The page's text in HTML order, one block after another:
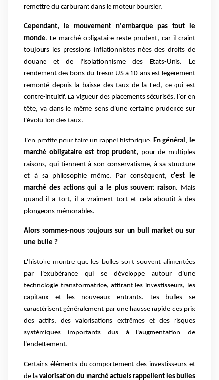
remettre du carburant dans le moteur boursier.
Cependant, le mouvement n'embarque pas tout le
monde. Le marché obligataire reste prudent, car il craint
toujours les pressions inflationnistes nées des droits de
douane et de l'isolationnisme des Etats-Unis. Le
rendement des bons du Trésor US à 10 ans est légèrement
remonté depuis la baisse des taux de la Fed, ce qui est
contre-intuitif. La vigueur des placements sécurisés, l’or en
tête, va dans le même sens d'une certaine prudence sur
l'évolution des taux.
J'en profite pour faire un rappel historique. En général, le
marché obligataire est trop prudent, pour de multiples
raisons, qui tiennent à son conservatisme, à sa structure
et à sa philosophie même. Par conséquent,c'est le
marché des actions qui a le plus souvent raison. Mais
quand il a tort, il a vraiment tort et cela aboutit à des
plongeons mémorables.
Alors sommes-nous toujours sur un bull market ou sur
une bulle ?
L'histoire montre que les bulles sont souvent alimentées
par l'exubérance qui se développe autour d'une
technologie transformatrice, attirant les investisseurs, les
capitaux et les nouveaux entrants. Les bulles se
caractérisent généralement par une hausse rapide des prix
des actifs, des valorisations extrêmes et des risques
systémiques importants dus à l'augmentation de
l'endettement.
Certains éléments du comportement des investisseurs et
de lavalorisation du marché actuels rappellent les bulles